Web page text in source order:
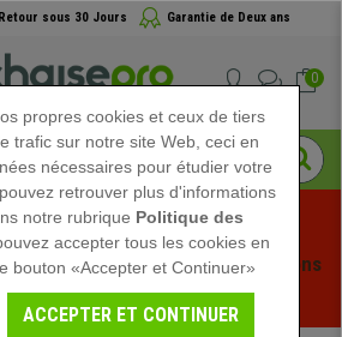
Retour sous 30 Jours Garantie de Deux ans
0
chez Chaisepro ! Des réductions
une durée limitée - Voir l'offre
propres cookies et ceux de tiers
trafic sur notre site Web, ceci en
nécessaires pour étudier votre
retrouver plus d'informations
notre rubrique Politique des
accepter tous les cookies en
bouton «Accepter et Continuer»
ACCEPTER ET CONTINUER